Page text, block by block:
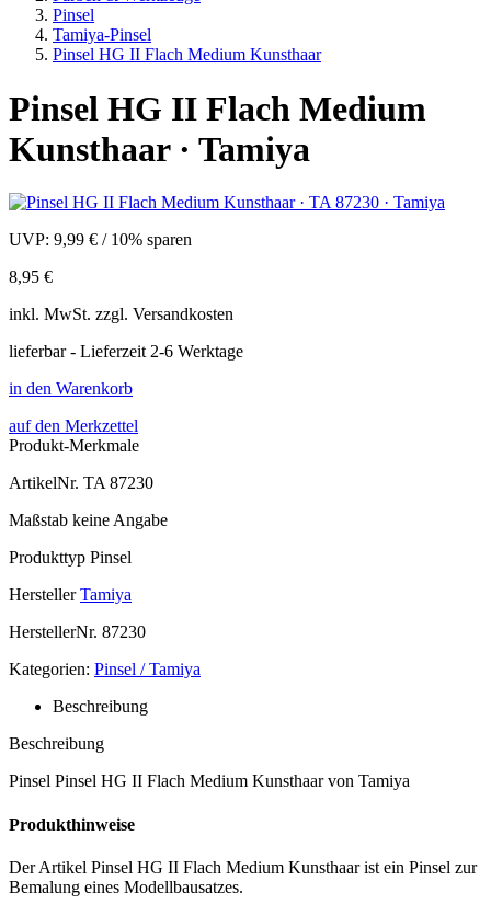
Pinsel
Tamiya-Pinsel
Pinsel HG II Flach Medium Kunsthaar
Pinsel HG II Flach Medium
Kunsthaar · Tamiya
UVP: 9,99 € / 10% sparen
8,95 €
inkl. MwSt. zzgl. Versandkosten
lieferbar - Lieferzeit 2-6 Werktage
in den Warenkorb
auf den Merkzettel
Produkt-Merkmale
ArtikelNr. TA 87230
Maßstab keine Angabe
Produkttyp Pinsel
Hersteller Tamiya
HerstellerNr. 87230
Kategorien: Pinsel / Tamiya
Beschreibung
Beschreibung
Pinsel Pinsel HG II Flach Medium Kunsthaar von Tamiya
Produkthinweise
Der Artikel Pinsel HG II Flach Medium Kunsthaar ist ein Pinsel zur
Bemalung eines Modellbausatzes.